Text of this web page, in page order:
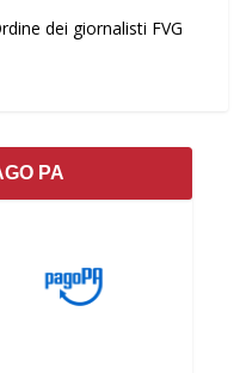
dei giornalisti FVG
PA